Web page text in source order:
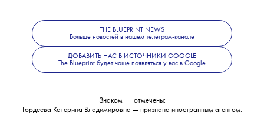
не уточнило. В Следственном комитете
также сообщили, что решается вопрос
об объявлении журналистки
в международный розыск.
THE BLUEPRINT NEWS
Больше новостей в нашем телеграм-канале
ДОБАВИТЬ НАС В ИСТОЧНИКИ GOOGLE
The Blueprint будет чаще появляться у вас в Google
Знаком
отмечены:
Гордеева Катерина Владимировна — признана иностранным агентом.